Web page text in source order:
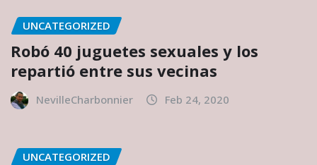
UNCATEGORIZED
Robó 40 juguetes sexuales y los
repartió entre sus vecinas
NevilleCharbonnier Feb 24, 2020
UNCATEGORIZED